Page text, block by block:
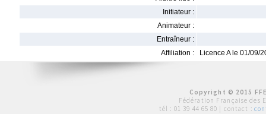
Initiateur :
Animateur :
Entraîneur :
Affiliation :
Licence A le 01/09/
Copyright © 2015
Fédération Française des
tél : 01 39 44 65 80 | contact :